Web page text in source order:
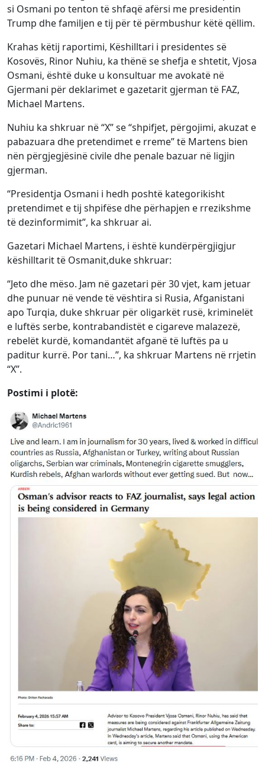
si Osmani po tenton të shfaqë afërsi me presidentin
Trump dhe familjen e tij për të përmbushur këtë qëllim.
Krahas këtij raportimi, Këshilltari i presidentes së
Kosovës, Rinor Nuhiu, ka thënë se shefja e shtetit, Vjosa
Osmani, është duke u konsultuar me avokatë në
Gjermani për deklarimet e gazetarit gjerman të FAZ,
Michael Martens.
Nuhiu ka shkruar në “X” se “shpifjet, përgojimi, akuzat e
pabazuara dhe pretendimet e rreme” të Martens bien
nën përgjegjësinë civile dhe penale bazuar në ligjin
gjerman.
“Presidentja Osmani i hedh poshtë kategorikisht
pretendimet e tij shpifëse dhe përhapjen e rrezikshme
të dezinformimit”, ka shkruar ai.
Gazetari Michael Martens, i është kundërpërgjigjur
këshilltarit të Osmanit,duke shkruar:
“Jeto dhe mëso. Jam në gazetari për 30 vjet, kam jetuar
dhe punuar në vende të vështira si Rusia, Afganistani
apo Turqia, duke shkruar për oligarkët rusë, kriminelët
e luftës serbe, kontrabandistët e cigareve malazezë,
rebelët kurdë, komandantët afganë të luftës pa u
paditur kurrë. Por tani…”, ka shkruar Martens në rrjetin
“X”.
Postimi i plotë: